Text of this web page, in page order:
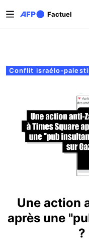
Factuel
Onglets
Conflit israélo-
Une action
après une
?